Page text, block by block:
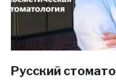
Русский